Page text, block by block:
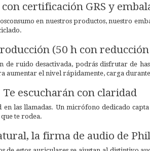
certificación GRS y
en nuestros productos, nuestro
(50 h con
de ruido desactivada, podrás disfrutar de
aumentar el nivel rápidamente, carga
escucharán con claridad
las llamadas. Un micrófono dedicado
te rodea.
la firma de audio de